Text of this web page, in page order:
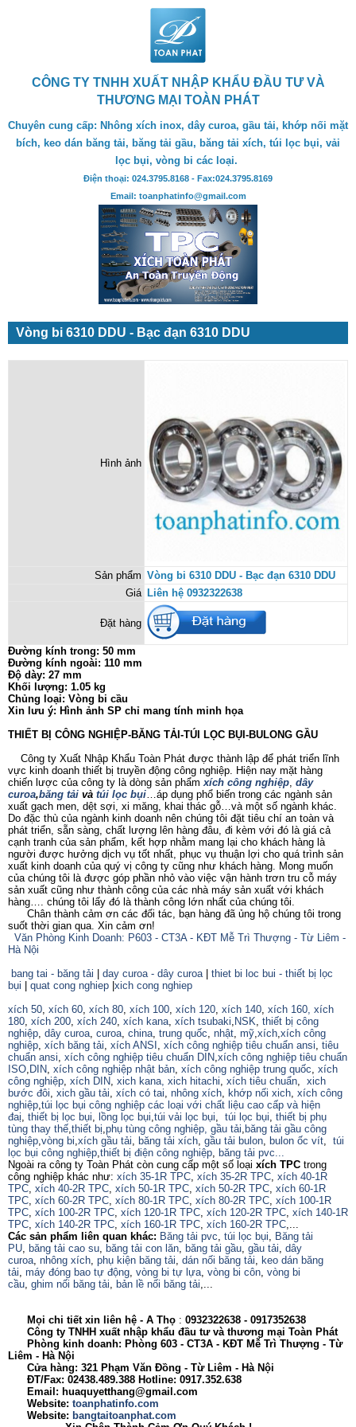
CÔNG TY TNHH XUẤT NHẬP KHẨU ĐẦU TƯ VÀ
THƯƠNG MẠI TOÀN PHÁT
Chuyên cung cấp: Nhông xích inox, dây curoa, gầu tải, khớp nối mặt
bích, keo dán băng tải, băng tải gầu, băng tải xích, túi lọc bụi, vải
lọc bụi, vòng bi các loại.
Điện thoại: 024.3795.8168 - Fax:024.3795.8169
Email: toanphatinfo@gmail.com
Vòng bi 6310 DDU - Bạc đạn 6310 DDU
Hình ảnh
Sản phẩm Vòng bi 6310 DDU - Bạc đạn 6310 DDU
Giá Liên hệ 0932322638
Đặt hàng
Đường kính trong: 50 mm
Đường kính ngoài: 110 mm
Độ dày: 27 mm
Khối lượng: 1.05 kg
Chủng loại: Vòng bi cầu
Xin lưu ý: Hình ảnh SP chỉ mang tính minh họa
THIẾT BỊ CÔNG NGHIỆP-BĂNG TẢI-TÚI LỌC BỤI-BULONG GẦU
Công ty Xuất Nhập Khẩu Toàn Phát được thành lập để phát triển lĩnh
vực kinh doanh thiết bị truyền động công nghiệp. Hiện nay mặt hàng
chiến lược của công ty là dòng sản phẩm xích công nghiệp, dây
curoa,băng tải và túi lọc bụi…áp dụng phổ biến trong các ngành sản
xuất gạch men, dệt sợi, xi măng, khai thác gỗ…và một số ngành khác.
Do đặc thù của ngành kinh doanh nên chúng tôi đặt tiêu chí an toàn và
phát triển, sẵn sàng, chất lượng lên hàng đâu, đi kèm với đó là giá cả
cạnh tranh của sản phẩm, kết hợp nhằm mang lại cho khách hàng là
người được hưởng dịch vụ tốt nhất, phục vụ thuận lợi cho quá trình sản
xuất kinh doanh của quý vị công ty cũng như khách hàng. Mong muốn
của chúng tôi là được góp phần nhỏ vào việc vận hành trơn tru cỗ máy
sản xuất cũng như thành công của các nhà máy sản xuất với khách
hàng…. chúng tôi lấy đó là thành công lớn nhất của chúng tôi.
Chân thành cảm ơn các đối tác, bạn hàng đã ủng hộ chúng tôi trong
suốt thời gian qua. Xin cảm ơn!
Văn Phòng Kinh Doanh: P603 - CT3A - KĐT Mễ Trì Thượng - Từ Liêm -
Hà Nội
bang tai - băng tải
day curoa - dây curoa| thiet bi loc bui - thiết bị lọc
bụi
quat cong nghiep xich cong nghiep
xích 50, xích 60, xích 80, xích 100, xích 120, xích 140, xích 160, xích
180, xích 200, xích 240, xích kana, xích tsubaki, NSK, thiết bị công
nghiệp, dây curoa, curoa, china, trung quốc, nhật, mỹ,xích,xích công
nghiệp, xích băng tải, xích ANSI , xích công nghiệp tiêu chuẩn ansi, tiêu
chuẩn ansi, xích công nghiệp tiêu chuẩn DIN,xích công nghiệp tiêu chuẩn
ISO, DIN, xích công nghiệp nhật bản, xích công nghiệp trung quốc, xích
công nghiệp, xích DIN, xich kana, xich hitachi, xích tiêu chuẩn, xich
bước đôi, xich gầu tải, xích có tai, nhông xích, khớp nối xich, xích công
nghiệp,túi lọc bụi công nghiệp các loại với chất liệu cao cấp và hiện
đaị, thiết bị lọc bụi, lồng lọc bụi,túi vải lọc bụi, túi lọc bụi, thiết bị phụ
tùng thay thế,thiết bị,phụ tùng công nghiệp, gầu tải, băng tải gầu công
nghiệp,vòng bi,xích gầu tải, băng tải xích, gầu tải bulon, bulon ốc vít, túi
lọc bụi công nghiệp,thiết bị điện công nghiệp, băng tải pvc...
Ngoài ra công ty Toàn Phát còn cung cấp một số loại xích TPC trong
công nghiệp khác như: xích 35-1R TPC, xích 35-2R TPC, xích 40-1R
TPC, xích 40-2R TPC, xích 50-1R TPC, xích 50-2R TPC, xích 60-1R
TPC, xích 60-2R TPC, xích 80-1R TPC, xích 80-2R TPC, xích 100-1R
TPC, xích 100-2R TPC, xích 120-1R TPC, xích 120-2R TPC, xích 140-1R
TPC, xích 140-2R TPC, xích 160-1R TPC, xích 160-2R TPC,...
Các sản phẩm liên quan khác: Băng tải pvc, túi lọc bụi, Băng tải
PU, băng tải cao su, băng tải con lăn, băng tải gầu, gầu tải, dây
curoa, nhông xích, phụ kiện băng tải, dán nối băng tải, keo dán băng
tải, máy đóng bao tự động, vòng bi tự lựa, vòng bi côn, vòng bi
cầu, ghim nối băng tải, bản lề nối băng tải,...
Mọi chi tiết xin liên hệ - A Thọ : 0932322638 - 0917352638
Công ty TNHH xuất nhập khẩu đầu tư và thương mại Toàn Phát
Phòng kinh doanh: Phòng 603 - CT3A - KĐT Mễ Trì Thượng - Từ
Liêm - Hà Nội
Cửa hàng: 321 Phạm Văn Đồng - Từ Liêm - Hà Nội
ĐT/Fax: 02438.489.388 Hotline: 0917.352.638
Email: huaquyetthang@gmail.com
Website: toanphatinfo.com
Website: bangtaitoanphat.com